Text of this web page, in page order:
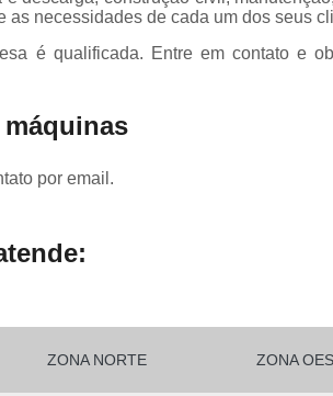
Transporte de Máquinas
as necessidades de cada um dos seus
é qualificada. Entre em contato e
por email.
ZONA NORTE ZONA